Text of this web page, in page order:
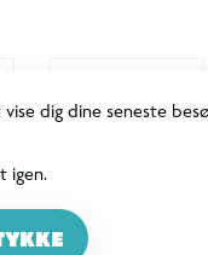
dig dine seneste
igen.